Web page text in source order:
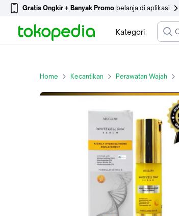
Gratis Ongkir + Banyak Promo belanja di aplikasi
Kategori
Home Kecantikan Perawatan Wajah